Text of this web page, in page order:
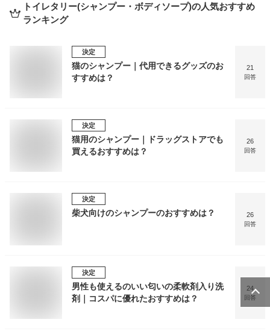
トイレタリー(シャンプー・ボディソープ)の人気おすすめ
ランキング
決定
猫のシャンプー｜代用できるグッズのお
すすめは？
21
回答
決定
猫用のシャンプー｜ドラッグストアでも
買えるおすすめは？
26
回答
決定
柴犬向けのシャンプーのおすすめは？ 26
回答
決定
男性も使えるのいい匂いの柔軟剤入り洗
剤｜コスパに優れたおすすめは？
24
回答